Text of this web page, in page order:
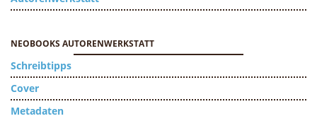
NEOBOOKS AUTORENWERKSTATT
Schreibtipps
Cover
Metadaten